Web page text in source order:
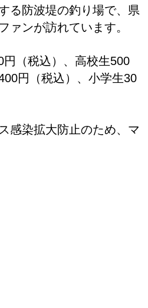
る防波堤の釣り場で、県
ァンが訪れています。
円（税込）、高校生500
円（税込）、小学生30
感染拡大防止のため、マ